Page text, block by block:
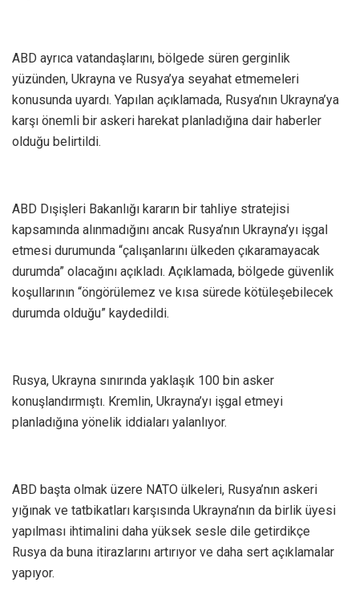
ABD ayrıca vatandaşlarını, bölgede süren gerginlik
yüzünden, Ukrayna ve Rusya’ya seyahat etmemeleri
konusunda uyardı. Yapılan açıklamada, Rusya’nın Ukrayna’ya
karşı önemli bir askeri harekat planladığına dair haberler
olduğu belirtildi.
ABD Dışişleri Bakanlığı kararın bir tahliye stratejisi
kapsamında alınmadığını ancak Rusya’nın Ukrayna’yı işgal
etmesi durumunda “çalışanlarını ülkeden çıkaramayacak
durumda” olacağını açıkladı. Açıklamada, bölgede güvenlik
koşullarının “öngörülemez ve kısa sürede kötüleşebilecek
durumda olduğu” kaydedildi.
Rusya, Ukrayna sınırında yaklaşık 100 bin asker
konuşlandırmıştı. Kremlin, Ukrayna’yı işgal etmeyi
planladığına yönelik iddiaları yalanlıyor.
ABD başta olmak üzere NATO ülkeleri, Rusya’nın askeri
yığınak ve tatbikatları karşısında Ukrayna’nın da birlik üyesi
yapılması ihtimalini daha yüksek sesle dile getirdikçe
Rusya da buna itirazlarını artırıyor ve daha sert açıklamalar
yapıyor.